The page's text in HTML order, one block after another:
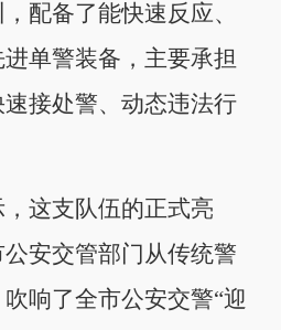
配备了能快速反应、
单警装备，主要承担
接处警、动态违法行
这支队伍的正式亮
安交管部门从传统警
响了全市公安交警“迎